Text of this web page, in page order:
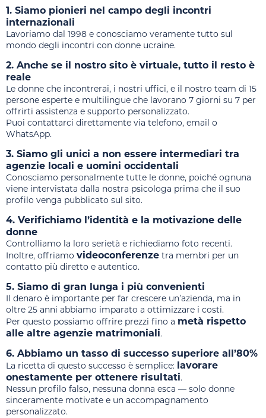
1. Siamo pionieri nel campo degli incontri
internazionali
Lavoriamo dal 1998 e conosciamo veramente tutto sul
mondo degli incontri con donne ucraine.
2. Anche se il nostro sito è virtuale, tutto il resto è
reale
Le donne che incontrerai, i nostri uffici, e il nostro team di 15
persone esperte e multilingue che lavorano 7 giorni su 7 per
offrirti assistenza e supporto personalizzato.
Puoi contattarci direttamente via telefono, email o
WhatsApp.
3. Siamo gli unici a non essere intermediari tra
agenzie locali e uomini occidentali
Conosciamo personalmente tutte le donne, poiché ognuna
viene intervistata dalla nostra psicologa prima che il suo
profilo venga pubblicato sul sito.
4. Verifichiamo l’identità e la motivazione delle
donne
Controlliamo la loro serietà e richiediamo foto recenti.
Inoltre, offriamo videoconferenze tra membri per un
contatto più diretto e autentico.
5. Siamo di gran lunga i più convenienti
Il denaro è importante per far crescere un’azienda, ma in
oltre 25 anni abbiamo imparato a ottimizzare i costi.
Per questo possiamo offrire prezzi fino a metà rispetto
alle altre agenzie matrimoniali.
6. Abbiamo un tasso di successo superiore all’80%
La ricetta di questo successo è semplice: lavorare
onestamente per ottenere risultati.
Nessun profilo falso, nessuna donna esca — solo donne
sinceramente motivate e un accompagnamento
personalizzato.